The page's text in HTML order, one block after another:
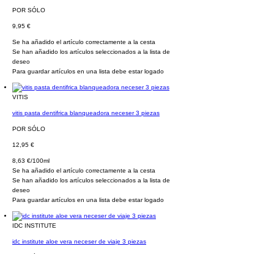
POR SÓLO
9,95 €
Se ha añadido el artículo correctamente a la cesta
Se han añadido los artículos seleccionados a la lista de
deseo
Para guardar artículos en una lista debe estar logado
VITIS
vitis pasta dentifrica blanqueadora neceser 3 piezas
POR SÓLO
12,95 €
8,63 €/100ml
Se ha añadido el artículo correctamente a la cesta
Se han añadido los artículos seleccionados a la lista de
deseo
Para guardar artículos en una lista debe estar logado
IDC INSTITUTE
idc institute aloe vera neceser de viaje 3 piezas